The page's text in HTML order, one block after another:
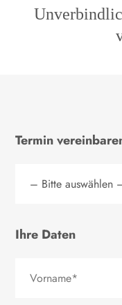
Termin
Ihre Daten